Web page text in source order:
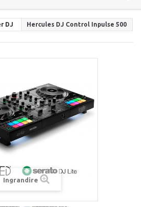
DJ Hercules DJ Control Inpulse 500
Ingrandire